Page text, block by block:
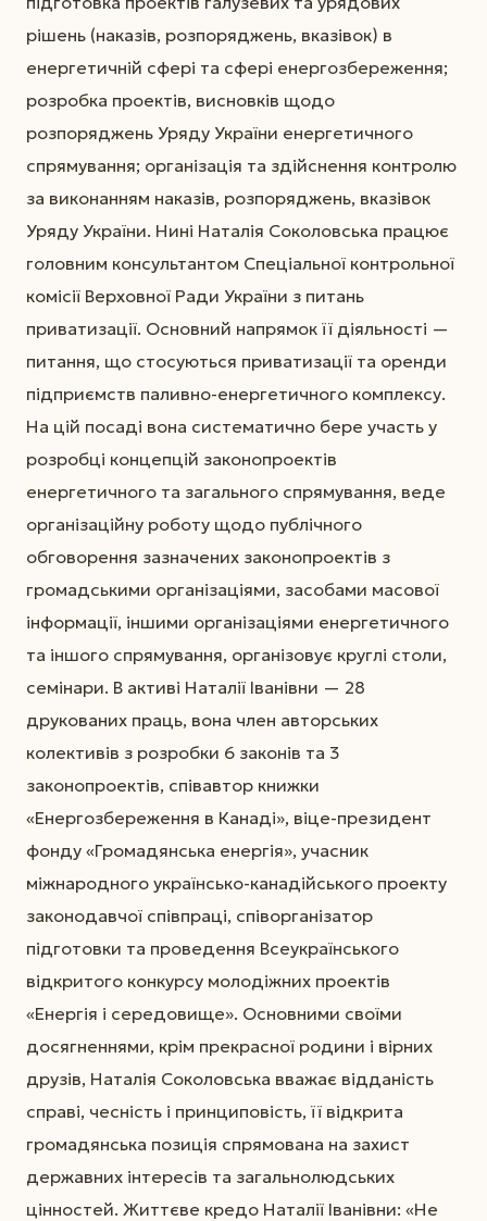
рішень (наказів, розпоряджень, вказівок) в
енергетичній сфері та сфері енергозбереження;
розробка проектів, висновків щодо
розпоряджень Уряду України енергетичного
спрямування; організація та здійснення контролю
за виконанням наказів, розпоряджень, вказівок
Уряду України. Нині Наталія Соколовська працює
головним консультантом Спеціальної контрольної
комісії Верховної Ради України з питань
приватизації. Основний напрямок її діяльності —
питання, що стосуються приватизації та оренди
підприємств паливно-енергетичного комплексу.
На цій посаді вона систематично бере участь у
розробці концепцій законопроектів
енергетичного та загального спрямування, веде
організаційну роботу щодо публічного
обговорення зазначених законопроектів з
громадськими організаціями, засобами масової
інформації, іншими організаціями енергетичного
та іншого спрямування, організовує круглі столи,
семінари. В активі Наталії Іванівни — 28
друкованих праць, вона член авторських
колективів з розробки 6 законів та 3
законопроектів, співавтор книжки
«Енергозбереження в Канаді», віце-президент
фонду «Громадянська енергія», учасник
міжнародного українсько-канадійського проекту
законодавчої співпраці, співорганізатор
підготовки та проведення Всеукраїнського
відкритого конкурсу молодіжних проектів
«Енергія і середовище». Основними своїми
досягненнями, крім прекрасної родини і вірних
друзів, Наталія Соколовська вважає відданість
справі, чесність і принциповість, її відкрита
громадянська позиція спрямована на захист
державних інтересів та загальнолюдських
цінностей. Життєве кредо Наталії Іванівни: «Не